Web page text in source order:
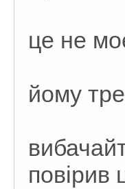
це не
йому
повірив